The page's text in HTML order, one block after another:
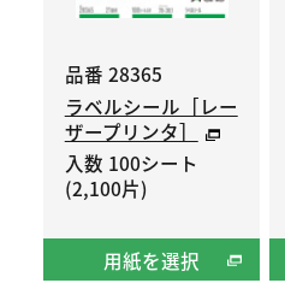
品番 28365
ラベルシール［レー
ザープリンタ］
入数 100シート
(2,100片)
用紙を選択